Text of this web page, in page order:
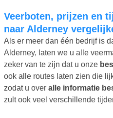
Veerboten, prijzen en tijden voor St Malo
naar Alderney
Als er meer dan één bedrijf is
Alderney, laten we u alle
zeker van te zijn dat u onze
ook alle routes laten zien die
zodat u over alle informatie
zult ook veel verschillende